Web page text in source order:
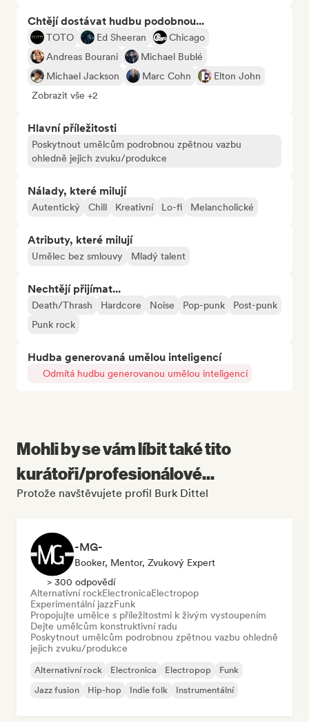
Chtějí dostávat hudbu podobnou...
TOTO Ed Sheeran
Chicago
Andreas Bourani
Michael Bublé
Michael Jackson
Marc Cohn
Elton John
Zobrazit vše +2
Hlavní příležitosti
Poskytnout umělcům podrobnou zpětnou vazbu
ohledně jejich zvuku/produkce
Nálady, které milují
Autentický Chill Kreativní Lo-fi Melancholické
Atributy, které milují
Umělec bez smlouvy Mladý talent
Nechtějí přijímat...
Death/Thrash Hardcore Noise Pop-punk
Post-punk
Punk rock
Hudba generovaná umělou inteligencí
Odmítá hudbu generovanou umělou inteligencí
Mohli by se vám líbit také tito
kurátoři/profesionálové...
Protože navštěvujete profil Burk Dittel
-MG-
Booker, Mentor, Zvukový Expert
> 300 odpovědí
Alternativní rockElectronicaElectropop
Experimentální jazzFunk
Propojujte umělce s příležitostmi k živým vystoupením
Dejte umělcům konstruktivní radu
Poskytnout umělcům podrobnou zpětnou vazbu ohledně
jejich zvuku/produkce
Alternativní rock Electronica Electropop
Funk
Jazz fusion
Hip-hop Indie folk Instrumentální